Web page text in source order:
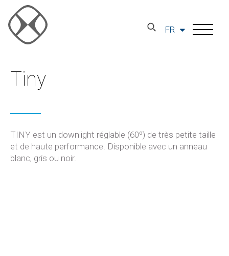
FR
Tiny
TINY est un downlight réglable (60º) de très petite taille
et de haute performance. Disponible avec un anneau
blanc, gris ou noir.